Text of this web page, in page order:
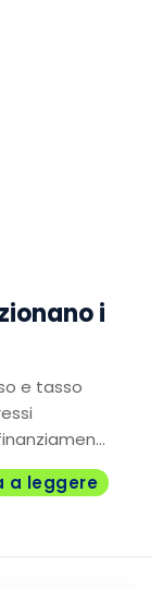
i
e tasso
a leggere